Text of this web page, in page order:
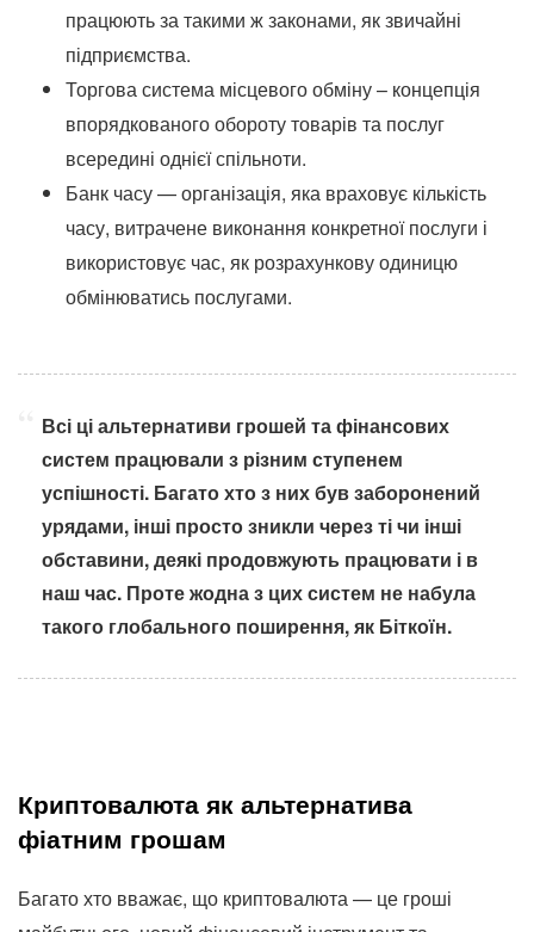
працюють за такими ж законами, як звичайні
підприємства.
Торгова система місцевого обміну – концепція
впорядкованого обороту товарів та послуг
всередині однієї спільноти.
Банк часу — організація, яка враховує кількість
часу, витрачене виконання конкретної послуги і
використовує час, як розрахункову одиницю
обмінюватись послугами.
Всі ці альтернативи грошей та фінансових
систем працювали з різним ступенем
успішності. Багато хто з них був заборонений
урядами, інші просто зникли через ті чи інші
обставини, деякі продовжують працювати і в
наш час. Проте жодна з цих систем не набула
такого глобального поширення, як Біткоїн.
Криптовалюта як альтернатива
фіатним грошам
Багато хто вважає, що криптовалюта — це гроші